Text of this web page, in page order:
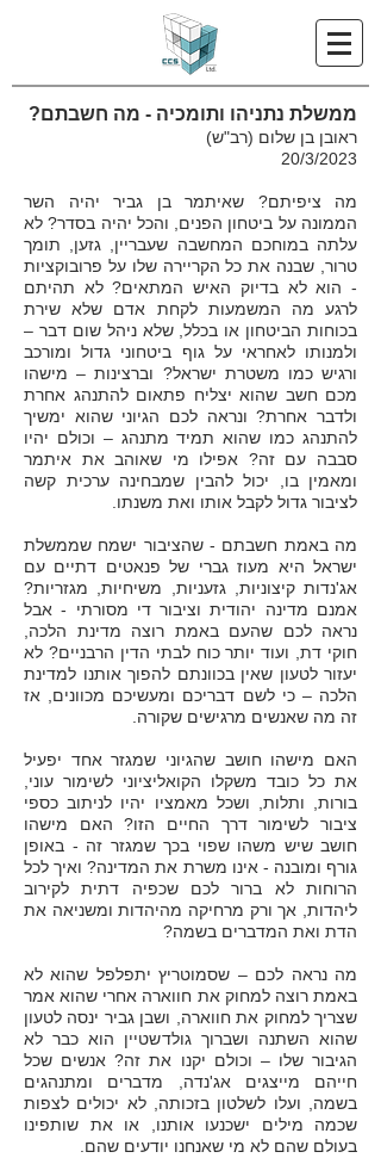
ממשלת נתניהו ותומכיה - מה חשבתם?
ראובן בן שלום (רב"ש)
20/3/2023
מה ציפיתם? שאיתמר בן גביר יהיה השר
הממונה על ביטחון הפנים, והכל יהיה בסדר? לא
עלתה במוחכם המחשבה שעבריין, גזען,
תומך
טרור, שבנה את כל הקריירה שלו על פרובוקציות
- הוא לא בדיוק האיש המתאים? לא תהיתם
לרגע מה המשמעות לקחת אדם שלא שירת
בכוחות הביטחון או בכלל, שלא ניהל שום דבר –
ולמנותו לאחראי על גוף ביטחוני גדול ומורכב
ורגיש כמו משטרת ישראל? וברצינות – מישהו
מכם חשב שהוא יצליח פתאום להתנהג אחרת
ולדבר אחרת? ונראה לכם הגיוני שהוא ימשיך
להתנהג כמו שהוא תמיד מתנהג – וכולם יהיו
סבבה עם זה? אפילו מי שאוהב את איתמר
ומאמין בו, יכול להבין שמבחינה ערכית קשה
לציבור גדול לקבל אותו ואת משנתו.
מה באמת חשבתם - שהציבור ישמח שממשלת
ישראל היא מעוז גברי של פנאטים דתיים עם
אג'נדות קיצוניות, גזעניות, משיחיות, מגזריות?
אמנם מדינה יהודית וציבור די מסורתי - אבל
נראה לכם שהעם באמת רוצה מדינת הלכה,
חוקי דת, ועוד יותר כוח לבתי הדין הרבניים? לא
יעזור לטעון שאין בכוונתם להפוך אותנו למדינת
הלכה – כי לשם דבריכם ומעשיכם מכוונים, אז
זה מה שאנשים מרגישים שקורה.
האם מישהו חושב שהגיוני שמגזר אחד יפעיל
את כל כובד משקלו הקואליציוני לשימור עוני,
בורות, ותלות, ושכל מאמציו יהיו לניתוב כספי
ציבור לשימור דרך החיים הזו? האם מישהו
חושב שיש משהו שפוי בכך שמגזר זה - באופן
גורף ומובנה - אינו משרת את המדינה? ואיך לכל
הרוחות לא ברור לכם שכפיה דתית לקירוב
ליהדות, אך ורק מרחיקה מהיהדות ומשניאה את
הדת ואת המדברים בשמה?
מה נראה לכם – שסמוטריץ יתפלפל שהוא לא
באמת רוצה למחוק את חווארה אחרי שהוא אמר
שצריך למחוק את חווארה, ושבן גביר ינסה לטעון
שהוא השתנה ושברוך גולדשטיין הוא כבר לא
הגיבור שלו – וכולם יקנו את זה? אנשים שכל
חייהם מייצגים אג'נדה, מדברים ומתנהגים
בשמה, ועלו לשלטון בזכותה, לא יכולים לצפות
שכמה מילים ישכנעו אותנו, או את שותפינו
בעולם שהם לא מי שאנחנו יודעים שהם.